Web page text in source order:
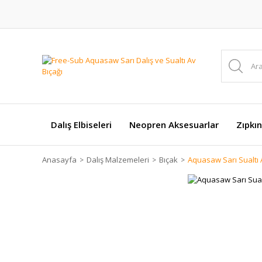
Dalış Elbiseleri Neopren Aksesuarlar
Anasayfa Dalış Malzemeleri Bıçak Aquasaw Sarı Sualtı